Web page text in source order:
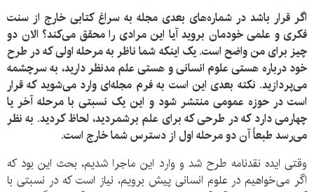
اگر قرار باشد در شماره‌های بعدی مجله به سراغ کتابی خارج از سنت
فکری و علمی خودمان بروید آیا این مرادی را محقق می‌کند؟ الان دو
چیز برای من واضح است. یک اینکه شما ناظر به مرحله اولی که در طرح
خود درباره هستی علوم انسانی و هستی علم مدنظر دارید، به سرچشمه
می‌پردازید. نکته بعدی این است به فرم مجله‌ای وارد می‌شوید که قرار
است در حوزه عمومی منتشر شود و این یک نسبتی با مرحله آخر یا
چهارمی دارد که در طرحی که برای علم برشمردید، لحاظ کردید. به نظر
می‌رسد طبعاً آن دو مرحله اول از دسترس شما خارج است.
وقتی ایده نقدنامه طرح شد و وارد این ماجرا شدیم، بحث این بود که
اگر می‌خواهیم در علوم انسانی پیش برویم، نیاز است که در نسبتی با